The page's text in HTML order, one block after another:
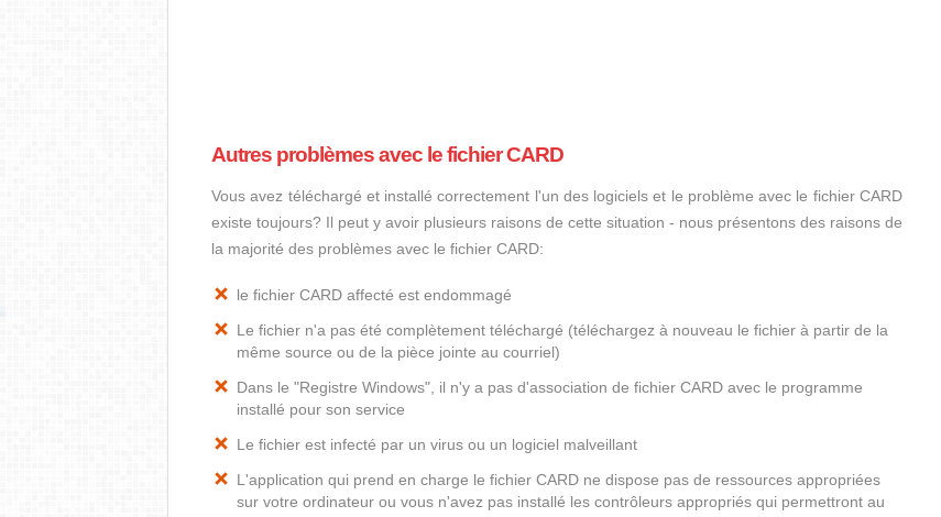
Autres problèmes avec le fichier CARD
Vous avez téléchargé et installé correctement l'un des logiciels et le problème avec le fichier CARD
existe toujours? Il peut y avoir plusieurs raisons de cette situation - nous présentons des raisons de
la majorité des problèmes avec le fichier CARD:
le fichier CARD affecté est endommagé
Le fichier n'a pas été complètement téléchargé (téléchargez à nouveau le fichier à partir de la
même source ou de la pièce jointe au courriel)
Dans le "Registre Windows", il n'y a pas d'association de fichier CARD avec le programme
installé pour son service
Le fichier est infecté par un virus ou un logiciel malveillant
L'application qui prend en charge le fichier CARD ne dispose pas de ressources appropriées
sur votre ordinateur ou vous n'avez pas installé les contrôleurs appropriés qui permettront au